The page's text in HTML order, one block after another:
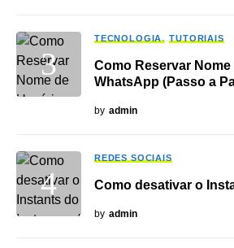
TECNOLOGIA TUTORIAIS
Como Reservar
WhatsApp (Passo a
by admin
REDES SOCIAIS
Como desativar o
by admin